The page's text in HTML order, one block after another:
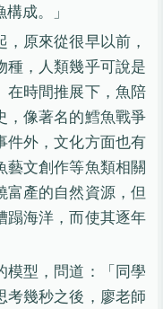
成。」
原來從很早以前，
種，人類幾乎可說是
在時間推展下，魚陪
，像著名的鱈魚戰爭
件外，文化方面也有
藝文創作等魚類相關
富產的自然資源，但
蹋海洋，而使其逐年
模型，問道：「同學
考幾秒之後，廖老師